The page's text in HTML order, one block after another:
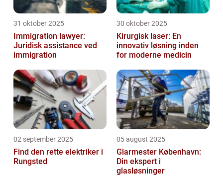
31 oktober 2025
Immigration lawyer:
Juridisk assistance ved
immigration
30 oktober 2025
Kirurgisk laser: En
innovativ løsning inden
for moderne medicin
02 september 2025
Find den rette elektriker i
Rungsted
05 august 2025
Glarmester København:
Din ekspert i
glasløsninger